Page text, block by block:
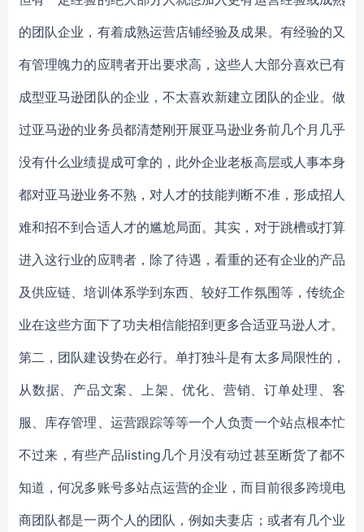
的团队企业，有着成熟运营店铺经验及成果。有经验的又
有管理魄力的应聘者开出要求高，这些人大部分喜欢已有
成型亚马逊团队的企业，不太喜欢新建立团队的企业。做
过亚马逊的业务员都清楚刚开展亚马逊业务前几个月几乎
没有什么业绩提成可拿的，此外企业老板高层或人事本身
都对亚马逊业务不熟，对人才的技能判断不准，形成招人
难和招不到合适人才的尴尬局面。其实，对于跳槽或打算
进入这行业的应聘者，除了待遇，看重的还有企业的产品
及供应链、培训体系学到东西、较好工作氛围等，传统企
业在这些方面下了功夫相信能招到更多合适亚马逊人才。
第二，团队建设势在必行。单打独斗是有太多局限性的，
从数据、产品文案、上架、优化、营销、订单处理、客
服、库存管理、运营跟踪等等一个人负责一个站点根本忙
不过来，有些产品listing几个月没有动过甚至断货了都不
知道，何况多账号多站点运营的企业，而目前很多跨境电
商团队都是一两个人的团队，例如夫妻店；或者有几个业